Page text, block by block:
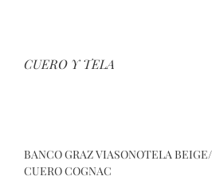
CUERO Y TELA
BANCO GRAZ VIASONOTELA
CUERO COGNAC